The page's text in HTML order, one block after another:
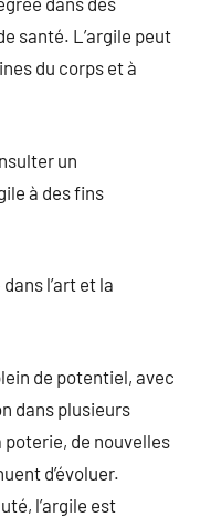
santé. L’argile peut
du corps et à
un
à des fins
l’art et la
de potentiel, avec
dans plusieurs
poterie, de nouvelles
d’évoluer.
l’argile est